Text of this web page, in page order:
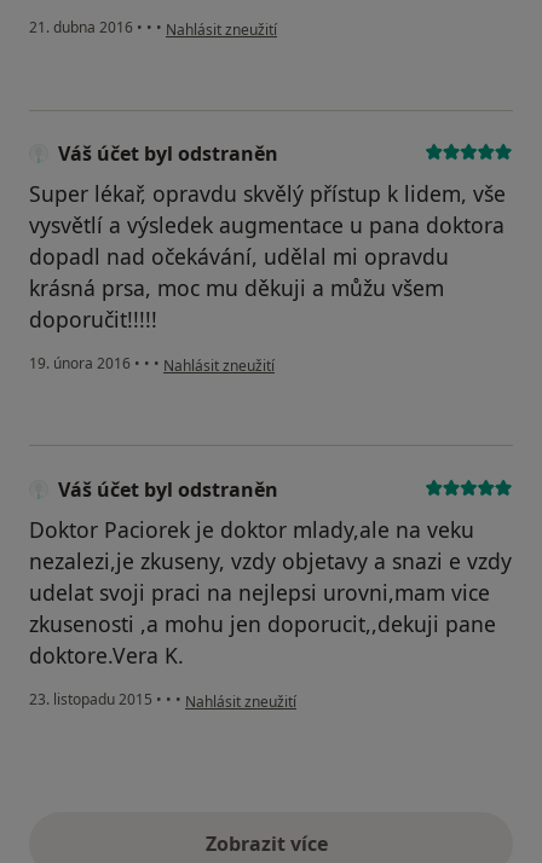
21. dubna 2016 • • • podle názoru uživatele Váš účet byl odstraněn
Nahlásit zneužití
Váš účet byl odstraněn
Super lékař, opravdu skvělý přístup k lidem, vše
vysvětlí a výsledek augmentace u pana doktora
dopadl nad očekávání, udělal mi opravdu
krásná prsa, moc mu děkuji a můžu všem
doporučit!!!!!
19. února 2016 • • • podle názoru uživatele Váš účet byl odstraněn
Nahlásit zneužití
Váš účet byl odstraněn
Doktor Paciorek je doktor mlady,ale na veku
nezalezi,je zkuseny, vzdy objetavy a snazi e vzdy
udelat svoji praci na nejlepsi urovni,mam vice
zkusenosti ,a mohu jen doporucit,,dekuji pane
doktore.Vera K.
23. listopadu 2015 • • • podle názoru uživatele Váš účet byl odstraněn
Nahlásit zneužití
Zobrazit vícevýše uvedené názory